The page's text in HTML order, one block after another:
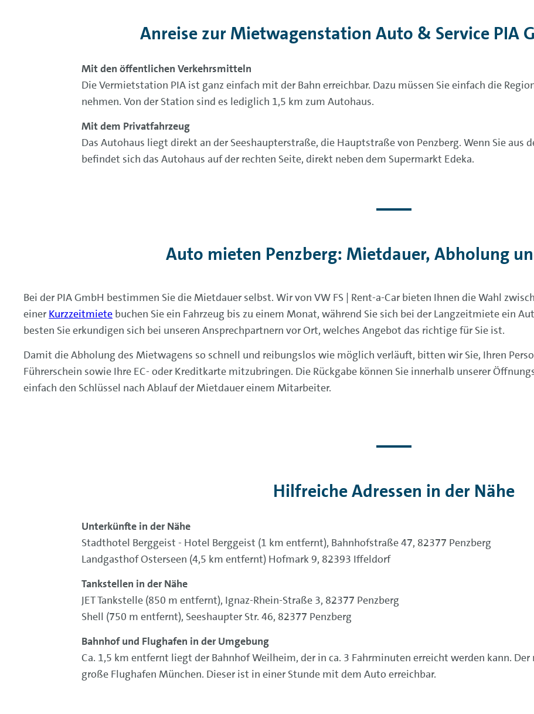
Anreise zur Mietwagenstation Auto & Service PIA
Mit den öffentlichen Verkehrsmitteln
Die Vermietstation PIA ist ganz einfach mit der Bahn erreichbar. Dazu müssen Sie einfach die
nehmen. Von der Station sind es lediglich 1,5 km zum Autohaus.
Mit dem Privatfahrzeug
Das Autohaus liegt direkt an der Seeshaupterstraße, die Hauptstraße von Penzberg. Wenn Sie aus
befindet sich das Autohaus auf der rechten Seite, direkt neben dem Supermarkt Edeka.
Auto mieten Penzberg: Mietdauer, Abholung
Bei der PIA GmbH bestimmen Sie die Mietdauer selbst. Wir von VW FS | Rent-a-Car bieten Ihnen die Wahl
einer Kurzzeitmiete buchen Sie ein Fahrzeug bis zu einem Monat, während Sie sich bei der Langzeitmiete ein
besten Sie erkundigen sich bei unseren Ansprechpartnern vor Ort, welches Angebot das richtige für Sie ist.
Damit die Abholung des Mietwagens so schnell und reibungslos wie möglich verläuft, bitten wir Sie, Ihren
Führerschein sowie Ihre EC- oder Kreditkarte mitzubringen. Die Rückgabe können Sie innerhalb unserer
einfach den Schlüssel nach Ablauf der Mietdauer einem Mitarbeiter.
Hilfreiche Adressen in der Nähe
Unterkünfte in der Nähe
Stadthotel Berggeist - Hotel Berggeist (1 km entfernt), Bahnhofstraße 47, 82377 Penzberg
Landgasthof Osterseen (4,5 km entfernt) Hofmark 9, 82393 Iffeldorf
Tankstellen in der Nähe
JET Tankstelle (850 m entfernt), Ignaz-Rhein-Straße 3, 82377 Penzberg
Shell (750 m entfernt), Seeshaupter Str. 46, 82377 Penzberg
Bahnhof und Flughafen in der Umgebung
Ca. 1,5 km entfernt liegt der Bahnhof Weilheim, der in ca. 3 Fahrminuten erreicht werden kann.
große Flughafen München. Dieser ist in einer Stunde mit dem Auto erreichbar.